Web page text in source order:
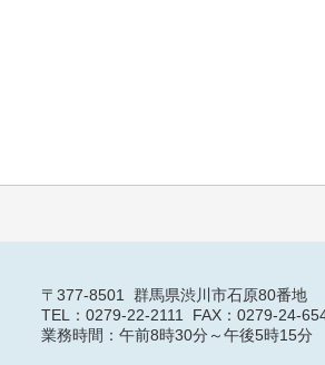
〒377-8501 群馬県渋川市石原80番地
TEL：0279-22-2111 FAX：0279-24-
業務時間：午前8時30分～午後5時15分